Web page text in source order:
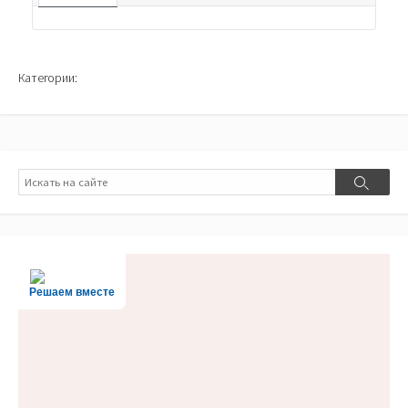
Категории:
Поиск
Поиск
Решаем вместе